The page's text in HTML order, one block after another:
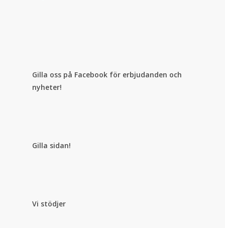
Gilla oss på Facebook för erbjudanden och
nyheter!
Gilla sidan!
Vi stödjer